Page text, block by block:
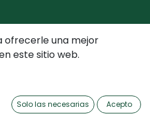
ofrecerle una mejor
este sitio web.
Solo las necesarias Acepto